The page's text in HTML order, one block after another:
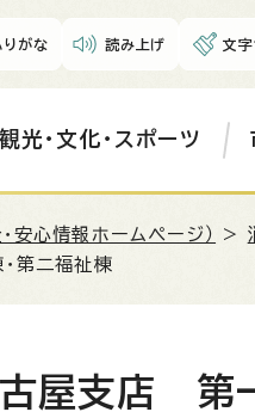
りがな 読み上げ 文字
観光・文化・スポーツ
安心情報ホームページ） >
第二福祉棟
屋支店 第